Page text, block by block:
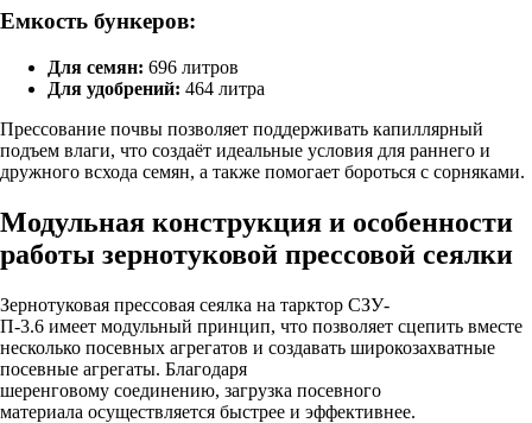
Емкость бункеров:
Для семян: 696 литров
Для удобрений: 464 литра
Прессование почвы позволяет поддерживать капиллярный
подъем влаги, что создаёт идеальные условия для раннего и
дружного всхода семян, а также помогает бороться с сорняками.
Модульная конструкция и особенности
работы зернотуковой прессовой сеялки
Зернотуковая прессовая сеялка на тарктор СЗУ-
П-3.6 имеет модульный принцип, что позволяет сцепить вместе
несколько посевных агрегатов и создавать широкозахватные
посевные агрегаты. Благодаря
шеренговому соединению, загрузка посевного
материала осуществляется быстрее и эффективнее.